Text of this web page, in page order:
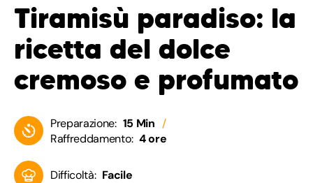
Tiramisù paradiso: la
ricetta del dolce
cremoso e profumato
Preparazione: 15 Min
Raffreddamento: 4 ore
Difficoltà: Facile